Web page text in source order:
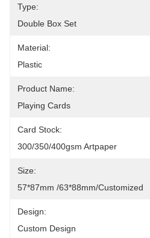
Type:
Double Box Set
Material:
Plastic
Product Name:
Playing Cards
Card Stock:
300/350/400gsm Artpaper
Size:
57*87mm /63*88mm/Customized
Design:
Custom Design